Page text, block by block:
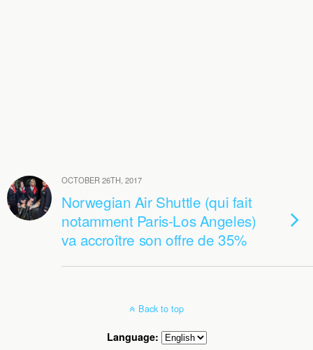
OCTOBER 26TH, 2017
Norwegian Air Shuttle (qui fait
notamment Paris-Los Angeles)
va accroître son offre de 35%
Back to top
Language: